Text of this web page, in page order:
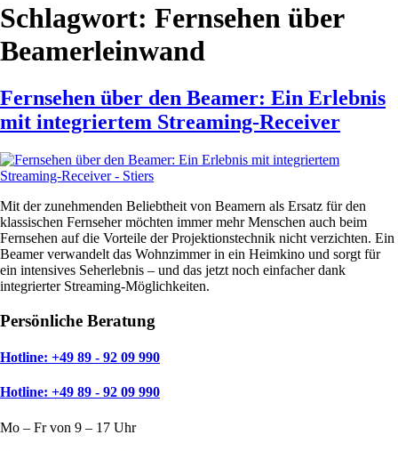
Schlagwort: Fernsehen über
Beamerleinwand
Fernsehen über den Beamer: Ein Erlebnis
mit integriertem Streaming-Receiver
Mit der zunehmenden Beliebtheit von Beamern als Ersatz für den
klassischen Fernseher möchten immer mehr Menschen auch beim
Fernsehen auf die Vorteile der Projektionstechnik nicht verzichten. Ein
Beamer verwandelt das Wohnzimmer in ein Heimkino und sorgt für
ein intensives Seherlebnis – und das jetzt noch einfacher dank
integrierter Streaming-Möglichkeiten.
Persönliche Beratung
Hotline: +49 89 - 92 09 990
Hotline: +49 89 - 92 09 990
Mo – Fr von 9 – 17 Uhr